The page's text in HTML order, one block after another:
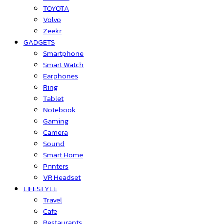
TOYOTA
Volvo
Zeekr
GADGETS
Smartphone
Smart Watch
Earphones
Ring
Tablet
Notebook
Gaming
Camera
Sound
Smart Home
Printers
VR Headset
LIFESTYLE
Travel
Cafe